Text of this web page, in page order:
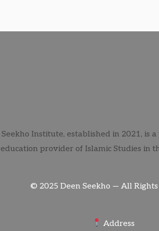
Institute, established in 2021, is
education provider of Islamic Studies in
© 2025 Deen Seekho — All
Address